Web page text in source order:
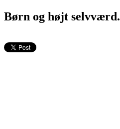
Børn og højt selvværd.